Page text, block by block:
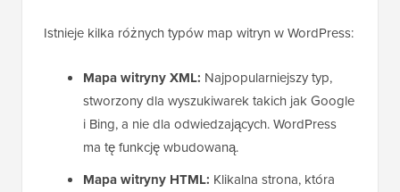
Istnieje kilka różnych typów map witryn w WordPress:
Mapa witryny XML: Najpopularniejszy typ,
stworzony dla wyszukiwarek takich jak Google
i Bing, a nie dla odwiedzających. WordPress
ma tę funkcję wbudowaną.
Mapa witryny HTML: Klikalna strona, która